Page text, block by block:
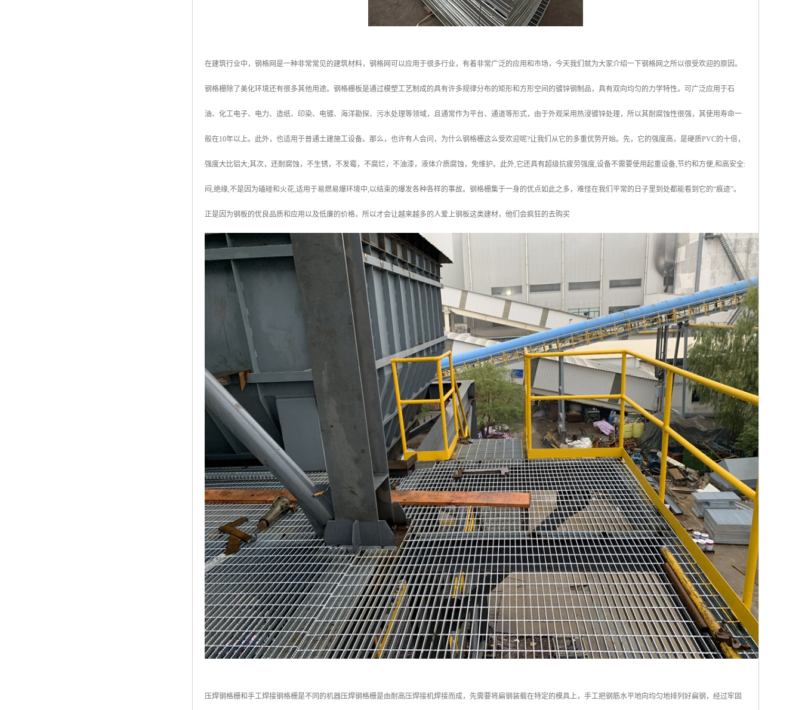
在建筑行业中，钢格网是一种非常常见的建筑材料，钢格网可以应用于很多行业，有着非常广泛的应用和市场，今天我们就为大家介绍一下钢格网之所以很受欢迎的原因。
钢格栅除了美化环境还有很多其他用途。钢格栅板是通过模塑工艺制成的具有许多规律分布的矩形和方形空间的镀锌钢制品，具有双向均匀的力学特性。可广泛应用于石
油、化工电子、电力、造纸、印染、电镀、海洋勘探、污水处理等领域，且通常作为平台、通道等形式，由于外观采用热浸镀锌处理，所以其耐腐蚀性很强，其使用寿命一
般在10年以上。此外，也适用于普通土建施工设备。那么，也许有人会问，为什么钢格栅这么受欢迎呢?让我们从它的多重优势开始。先，它的强度高，是硬质PVC的十倍，
强度大比铝大;其次，还耐腐蚀，不生锈，不发霉，不腐烂，不油漆，液体介质腐蚀，免维护。此外,它还具有超级抗疲劳强度,设备不需要使用起重设备,节约和方便,和高安全:
闷,绝缘,不是因为磕碰和火花,适用于易燃易爆环境中,以结束的爆发各种各样的事故。钢格栅集于一身的优点如此之多，难怪在我们平常的日子里到处都能看到它的“痕迹”。
正是因为钢板的优良品质和应用以及低廉的价格，所以才会让越来越多的人爱上钢板这类建材，他们会疯狂的去购买
压焊钢格栅和手工焊接钢格栅是不同的机器压焊钢格栅是由耐高压焊接机焊接而成，先需要将扁钢装载在特定的模具上，手工把钢筋水平地向均匀地排列好扁钢，经过牢固